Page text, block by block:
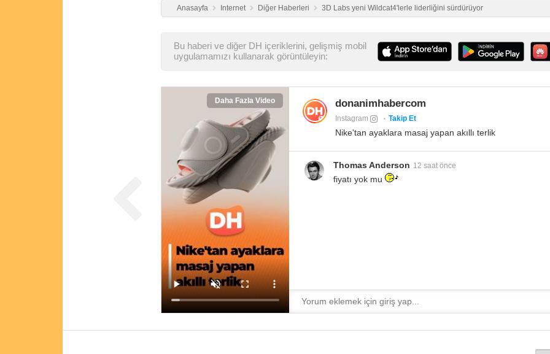
Anasayfa Internet Diğer Haberleri 3D Labs yeni Wildcat4'lerle liderliğini sürdürüyor
Bu haberi ve diğer DH içeriklerini, gelişmiş mobil
uygulamamızı kullanarak görüntüleyin:
Daha Fazla Video donanimhabercom
Instagram Takip Et
Nike'tan ayaklara masaj yapan akıllı terlik
Thomas Anderson 12 saat önce
fiyatı yok mu